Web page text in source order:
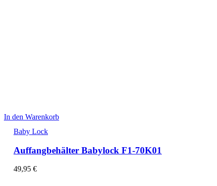
In den Warenkorb
Baby Lock
Auffangbehälter Babylock F1-70K01
49,95 €